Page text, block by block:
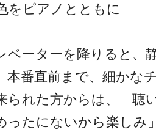
をピアノとともに
ーターを降りると、
本番直前まで、細かな
られた方からは、「聴
ったにないから楽しみ